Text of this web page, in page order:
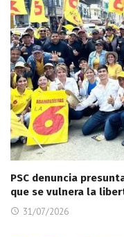
PSC denuncia
que se vulnera la
31/07/2026